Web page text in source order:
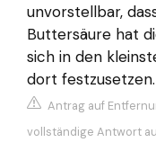
unvorstellbar,
Buttersäure hat
sich in den
dort festzusetzen.
Antrag auf
vollständige Antwort